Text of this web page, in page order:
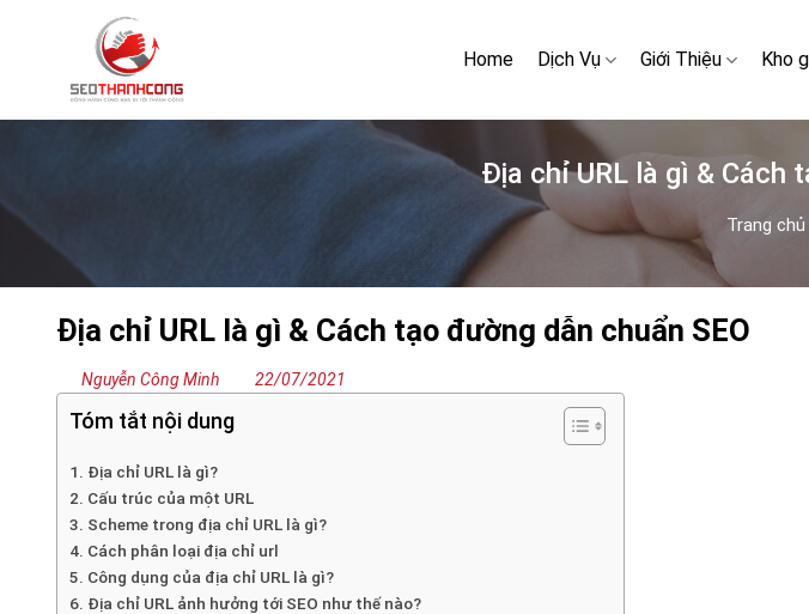
Home Dịch Vụ Giới Thiệu Kho
Địa chỉ URL là gì & Cách
Trang chủ
Địa chỉ URL là gì & Cách tạo đường dẫn chuẩn SEO
Nguyễn Công Minh 22/07/2021
Tóm tắt nội dung
1. Địa chỉ URL là gì?
2. Cấu trúc của một URL
3. Scheme trong địa chỉ URL là gì?
4. Cách phân loại địa chỉ url
5. Công dụng của địa chỉ URL là gì?
6. Địa chỉ URL ảnh hưởng tới SEO như thế nào?